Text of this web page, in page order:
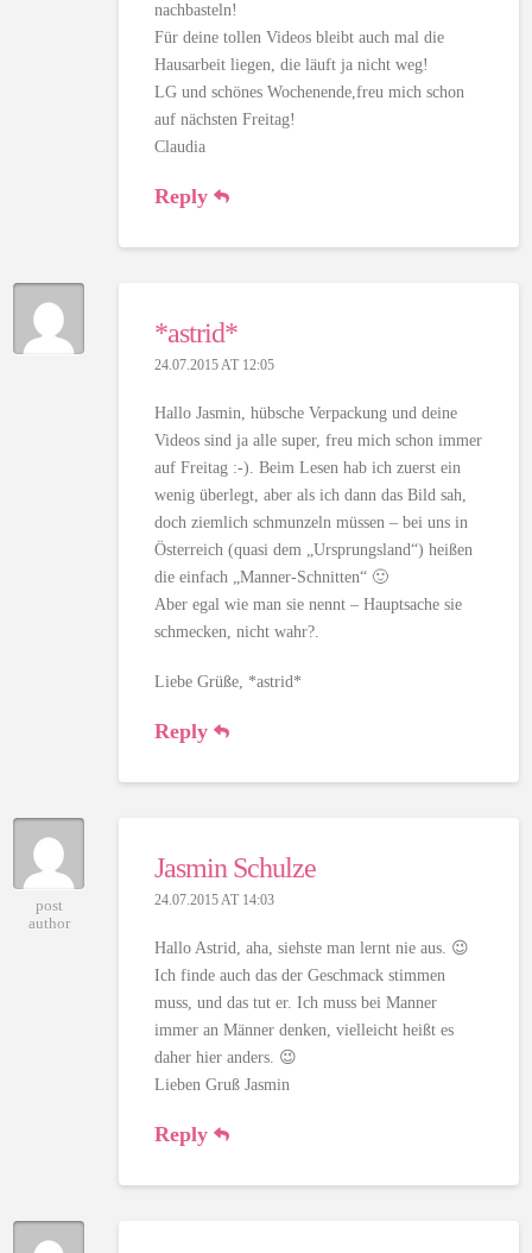
nachbasteln!
Für deine tollen Videos bleibt auch mal die
Hausarbeit liegen, die läuft ja nicht weg!
LG und schönes Wochenende,freu mich schon
auf nächsten Freitag!
Claudia
Reply
*astrid*
24.07.2015 AT 12:05
Hallo Jasmin, hübsche Verpackung und deine
Videos sind ja alle super, freu mich schon immer
auf Freitag :-). Beim Lesen hab ich zuerst ein
wenig überlegt, aber als ich dann das Bild sah,
doch ziemlich schmunzeln müssen – bei uns in
Österreich (quasi dem „Ursprungsland“) heißen
die einfach „Manner-Schnitten“ 🙂
Aber egal wie man sie nennt – Hauptsache sie
schmecken, nicht wahr?.
Liebe Grüße, *astrid*
Reply
post
author
Jasmin Schulze
24.07.2015 AT 14:03
Hallo Astrid, aha, siehste man lernt nie aus. 😉
Ich finde auch das der Geschmack stimmen
muss, und das tut er. Ich muss bei Manner
immer an Männer denken, vielleicht heißt es
daher hier anders. 😉
Lieben Gruß Jasmin
Reply